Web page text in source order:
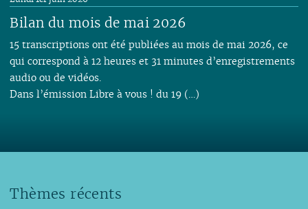
Bilan du mois de mai 2026
15 transcriptions ont été publiées au mois de mai 2026, ce
qui correspond à 12 heures et 31 minutes d’enregistrements
audio ou de vidéos.
Dans l’émission Libre à vous ! du 19 (…)
Thèmes récents